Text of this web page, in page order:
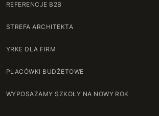
REFERENCJE B2B
STREFA ARCHITEKTA
YRKE DLA FIRM
PLACÓWKI BUDŻETOWE
WYPOSAŻAMY SZKOŁY NA NOWY ROK